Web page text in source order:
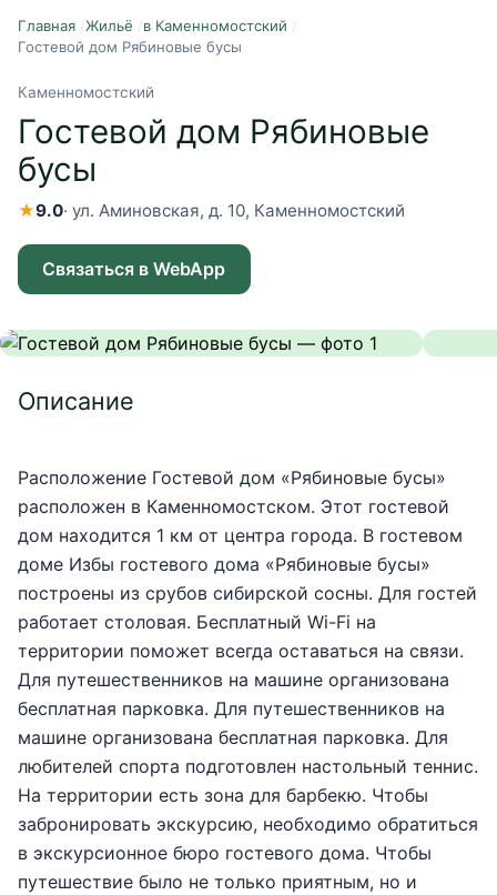
Главная /Жильё /в Каменномостский /
Гостевой дом Рябиновые бусы
Каменномостский
Гостевой дом Рябиновые
бусы
★9.0· ул. Аминовская, д. 10, Каменномостский
Связаться в WebApp
Описание
Расположение Гостевой дом «Рябиновые бусы»
расположен в Каменномостском. Этот гостевой
дом находится 1 км от центра города. В гостевом
доме Избы гостевого дома «Рябиновые бусы»
построены из срубов сибирской сосны. Для гостей
работает столовая. Бесплатный Wi-Fi на
территории поможет всегда оставаться на связи.
Для путешественников на машине организована
бесплатная парковка. Для путешественников на
машине организована бесплатная парковка. Для
любителей спорта подготовлен настольный теннис.
На территории есть зона для барбекю. Чтобы
забронировать экскурсию, необходимо обратиться
в экскурсионное бюро гостевого дома. Чтобы
путешествие было не только приятным, но и